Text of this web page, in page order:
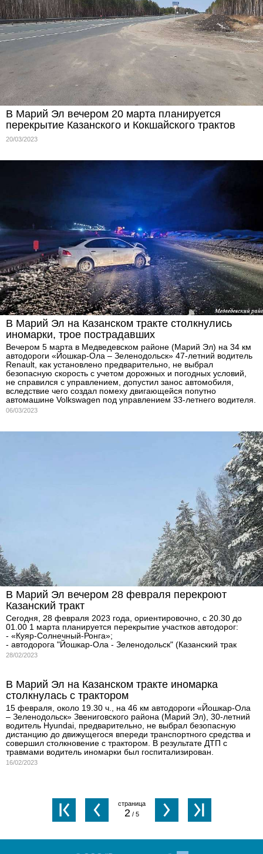
В Марий Эл вечером 20 марта планируется
перекрытие Казанского и Кокшайского трактов
20/03/2023
В Марий Эл на Казанском тракте столкнулись
иномарки, трое пострадавших
Вечером 5 марта в Медведевском районе (Марий Эл) на 34 км
автодороги «Йошкар-Ола – Зеленодольск» 47-летний водитель
Renault, как установлено предварительно, не выбрал
безопасную скорость с учетом дорожных и погодных условий,
не справился с управлением, допустил занос автомобиля,
вследствие чего создал помеху двигающейся попутно
автомашине Volkswagen под управлением 33-летнего водителя.
06/03/2023
В Марий Эл вечером 28 февраля перекроют
Казанский тракт
Сегодня, 28 февраля 2023 года, ориентировочно, с 20.30 до
01.00 1 марта планируется перекрытие участков автодорог:
- «Куяр-Солнечный-Ронга»;
- автодорога "Йошкар-Ола - Зеленодольск" (Казанский трак
28/02/2023
В Марий Эл на Казанском тракте иномарка
столкнулась с трактором
15 февраля, около 19.30 ч., на 46 км автодороги «Йошкар-Ола
– Зеленодольск» Звениговского района (Марий Эл), 30-летний
водитель Hyundai, предварительно, не выбрал безопасную
дистанцию до движущегося впереди транспортного средства и
совершил столкновение с трактором. В результате ДТП с
травмами водитель иномарки был госпитализирован.
16/02/2023
2/ 5